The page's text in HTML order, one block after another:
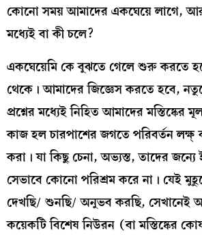
কোনো সময় আমাদের একঘেয়ে লাগে,
মধ্যেই বা কী চলে?
একঘেয়েমি কে বুঝতে গেলে শুরু করতে
থেকে। আমাদের জিজ্ঞেস করতে হবে,
প্রশ্নের মধ্যেই নিহিত আমাদের মস্তিষ্কের
কাজ হল চারপাশের জগতে পরিবর্তন
করা। যা কিছু চেনা, অভ্যস্ত, তাদের জন্যে
সেভাবে কোনো পরিশ্রম করে না। যেই
দেখছি/ শুনছি/ অনুভব করছি, সেখানেই
কয়েকটি বিশেষ নিউরন (বা মস্তিষ্কের